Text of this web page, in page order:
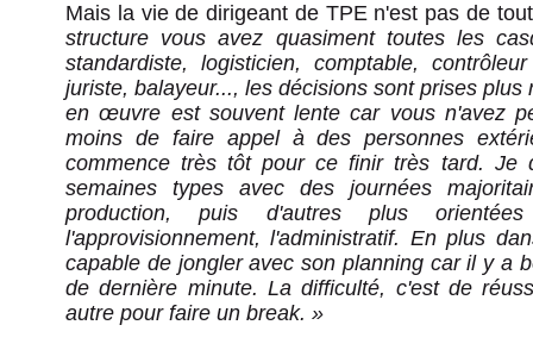
Mais la vie de dirigeant de TPE n'est pas de
structure vous avez quasiment toutes les
standardiste, logisticien, comptable,
juriste, balayeur..., les décisions sont prises plus
en œuvre est souvent lente car vous n'avez
moins de faire appel à des personnes
commence très tôt pour ce finir très tard. Je
semaines types avec des journées
production, puis d'autres plus
l'approvisionnement, l'administratif. En plus
capable de jongler avec son planning car il y a
de dernière minute. La difficulté, c'est de
autre pour faire un break. »